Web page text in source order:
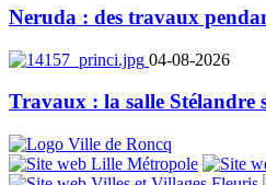
Neruda : des travaux
04-08-2026
Travaux : la salle Stélandre